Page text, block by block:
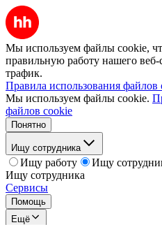
Мы используем файлы cookie,
правильную работу нашего веб-
трафик.
Правила использования файлов
Мы используем файлы cookie.
файлов cookie
Понятно
Ищу сотрудника
Ищу работу
Ищу
Ищу сотрудника
Сервисы
Помощь
Ещё